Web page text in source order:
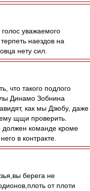
уважаемого
наездов на
нету сил.
что такого подлого
Динамо Зобнина
как мы Дзюбу, даже
щщи проверить.
должен команде кроме
в контракте.
берега не
от плоти